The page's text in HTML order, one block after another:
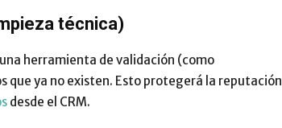
técnica)
herramienta de validación (como
que ya no existen. Esto protegerá la reputación
desde el CRM.